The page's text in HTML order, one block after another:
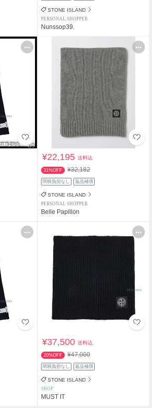
STONE ISLAND
PERSONAL SHOPPER
Nunssop39.
¥22,195送料込
31%OFF ¥32,182
関税負担なし 返品補償
STONE ISLAND
PERSONAL SHOPPER
Belle Papillon
¥37,500送料込
20%OFF ¥47,000
関税負担なし 返品補償
STONE ISLAND
SHOP
MUST IT